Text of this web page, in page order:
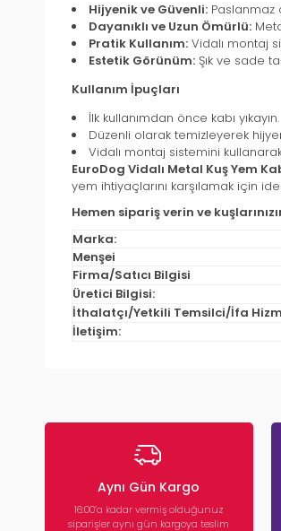
Hijyenik ve Güvenli: Paslanmaz
Dayanıklı ve Uzun Ömürlü:
Pratik Kullanım: Vidalı montaj
Estetik Görünüm: Şık ve sade
Kullanım İpuçları
İlk kullanımdan önce kabı yıkayın.
Düzenli olarak temizleyerek
Vidalı montaj sistemini
EuroDog Vidalı Metal Kuş Yem
yem ihtiyaçlarını karşılamak için
Hemen sipariş verin ve
Marka:
Menşei
Firma/Satıcı Bilgisi
Üretici Bilgisi:
İthalatçı/Yetkili Temsilci/İfa
İletişim:
Aynı Gün Kargo
16:00’a kadar vermiş olduğunuz
siparişler aynı gün kargoya teslim